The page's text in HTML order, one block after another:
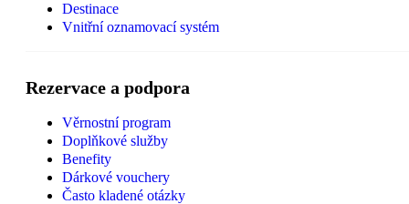
Destinace
Vnitřní oznamovací systém
Rezervace a podpora
Věrnostní program
Doplňkové služby
Benefity
Dárkové vouchery
Často kladené otázky